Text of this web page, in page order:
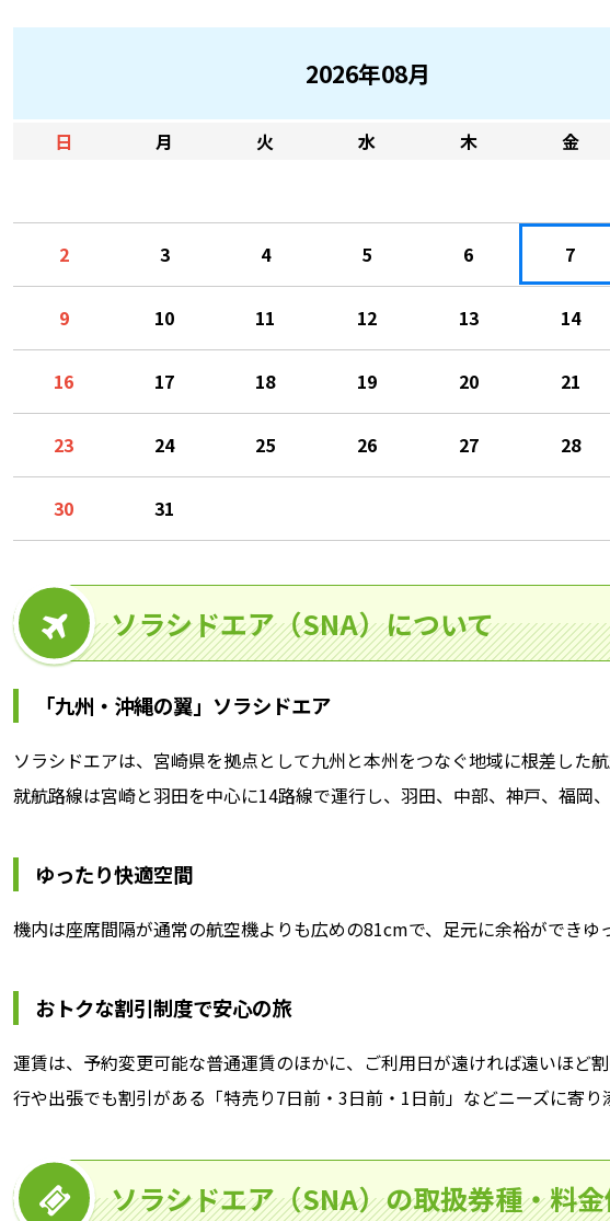
2026年08月
日 月 火 水 木 金
2 3 4 5 6 7
9 10 11 12 13 14
16 17 18 19 20 21
23 24 25 26 27 28
30 31
ソラシドエア（SNA）について
「九州・沖縄の翼」ソラシドエア
ソラシドエアは、宮崎県を拠点として九州と本州をつなぐ地域に根差した航
就航路線は宮崎と羽田を中心に14路線で運行し、羽田、中部、神戸、福岡
ゆったり快適空間
機内は座席間隔が通常の航空機よりも広めの81cmで、足元に余裕ができゆ
おトクな割引制度で安心の旅
運賃は、予約変更可能な普通運賃のほかに、ご利用日が遠ければ遠いほど
行や出張でも割引がある「特売り7日前・3日前・1日前」などニーズに寄り
ソラシドエア（SNA）の取扱券種・料